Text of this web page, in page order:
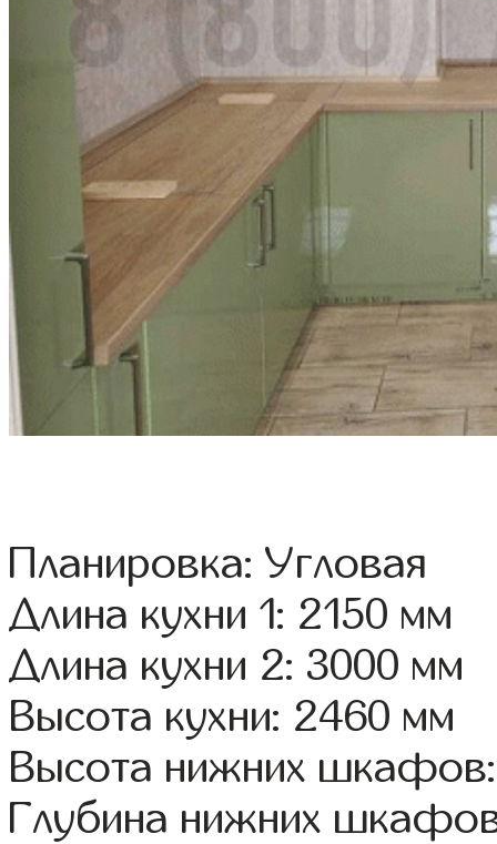
Планировка: Угловая
Длина кухни 1: 2150 мм
Длина кухни 2: 3000 мм
Высота кухни: 2460 мм
Высота нижних
Глубина нижних